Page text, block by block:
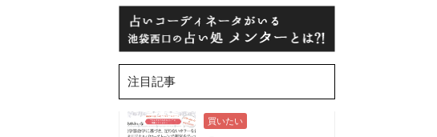
注目記事
買いたい